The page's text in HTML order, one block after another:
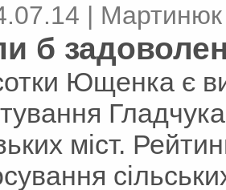
| Мартинюк
б
Ющенка є
міст.